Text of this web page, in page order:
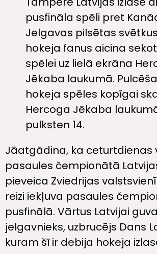
pusfināla spēli pret
Jelgavas pilsētas
hokeja fanus aicina
spēlei uz lielā ekrāna
Jēkaba laukumā.
hokeja spēles kopīgai
Hercoga Jēkaba
pulksten 14.
Jāatgādina, ka ceturtdienas
pasaules čempionātā
pieveica Zviedrijas
reizi iekļuva pasaules
pusfinālā. Vārtus Latvijai
jelgavnieks, uzbrucējs Dans
kuram šī ir debija hokeja